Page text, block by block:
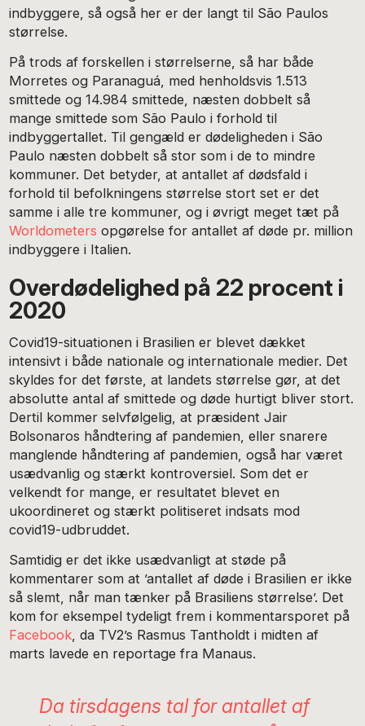
indbyggere, så også her er der langt til São Paulos
størrelse.
På trods af forskellen i størrelserne, så har både
Morretes og Paranaguá, med henholdsvis 1.513
smittede og 14.984 smittede, næsten dobbelt så
mange smittede som São Paulo i forhold til
indbyggertallet. Til gengæld er dødeligheden i São
Paulo næsten dobbelt så stor som i de to mindre
kommuner. Det betyder, at antallet af dødsfald i
forhold til befolkningens størrelse stort set er det
samme i alle tre kommuner, og i øvrigt meget tæt på
Worldometers opgørelse for antallet af døde pr. million
indbyggere i Italien.
Overdødelighed på 22 procent i
2020
Covid19-situationen i Brasilien er blevet dækket
intensivt i både nationale og internationale medier. Det
skyldes for det første, at landets størrelse gør, at det
absolutte antal af smittede og døde hurtigt bliver stort.
Dertil kommer selvfølgelig, at præsident Jair
Bolsonaros håndtering af pandemien, eller snarere
manglende håndtering af pandemien, også har været
usædvanlig og stærkt kontroversiel. Som det er
velkendt for mange, er resultatet blevet en
ukoordineret og stærkt politiseret indsats mod
covid19-udbruddet.
Samtidig er det ikke usædvanligt at støde på
kommentarer som at ’antallet af døde i Brasilien er ikke
så slemt, når man tænker på Brasiliens størrelse’. Det
kom for eksempel tydeligt frem i kommentarsporet på
Facebook , da TV2’s Rasmus Tantholdt i midten af
marts lavede en reportage fra Manaus.
Da tirsdagens tal for antallet af